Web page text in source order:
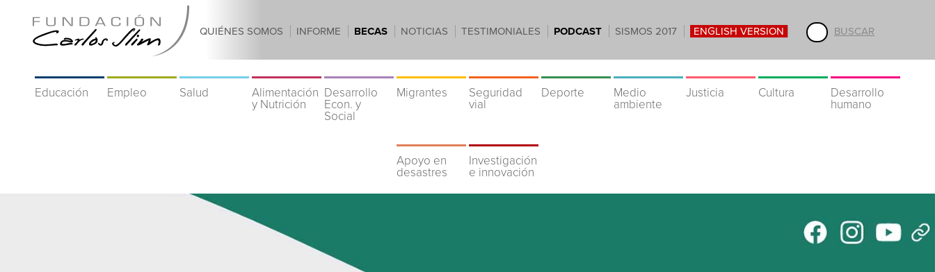
BUSCAR
QUIÉNES SOMOS INFORME BECAS NOTICIAS TESTIMONIALES PODCAST SISMOS 2017 ENGLISH VERSION
Educación Empleo Salud
Alimentación
y Nutrición
Desarrollo
Econ. y
Social
Migrantes
Seguridad
vial
Deporte
Medio
ambiente
Justicia Cultura
Desarrollo
humano
Apoyo en
desastres
Investigación
e innovación